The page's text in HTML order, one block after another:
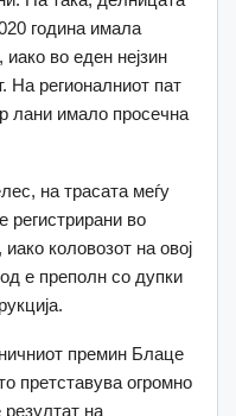
година имала
во еден нејзин
На регионалниот пат
лани имало просечна
на трасата меѓу
регистрирани во
коловозот на овој
е преполн со дупки
премин Блаце
претставува огромно
резултат на